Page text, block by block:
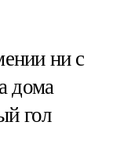
ни с
дома
гол